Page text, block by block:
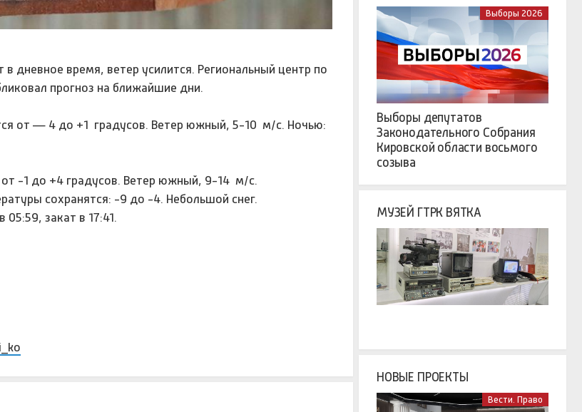
дневное время, ветер усилится. Региональный центр по
прогноз на ближайшие дни.
от — 4 до +1 градусов. Ветер южный, 5-10 м/с. Ночью:
от -1 до +4 градусов. Ветер южный, 9-14 м/с.
сохранятся: -9 до -4. Небольшой снег.
закат в 17:41.
Выборы 2026
Выборы депутатов
Законодательного Собрания
Кировской области восьмого
созыва
МУЗЕЙ ГТРК ВЯТКА
НОВЫЕ ПРОЕКТЫ
Вести. Право